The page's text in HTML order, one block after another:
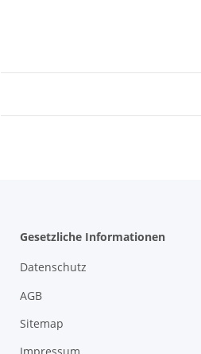
Gesetzliche Informationen
Datenschutz
AGB
Sitemap